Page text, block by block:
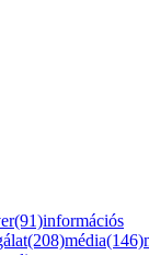
információs
média(146)